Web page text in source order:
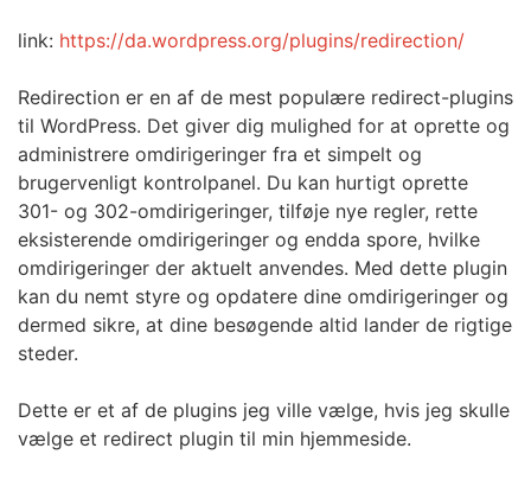
link: https://da.wordpress.org/plugins/redirection/
Redirection er en af de mest populære redirect-plugins
til WordPress. Det giver dig mulighed for at oprette og
administrere omdirigeringer fra et simpelt og
brugervenligt kontrolpanel. Du kan hurtigt oprette
301- og 302-omdirigeringer, tilføje nye regler, rette
eksisterende omdirigeringer og endda spore, hvilke
omdirigeringer der aktuelt anvendes. Med dette plugin
kan du nemt styre og opdatere dine omdirigeringer og
dermed sikre, at dine besøgende altid lander de rigtige
steder.
Dette er et af de plugins jeg ville vælge, hvis jeg skulle
vælge et redirect plugin til min hjemmeside.